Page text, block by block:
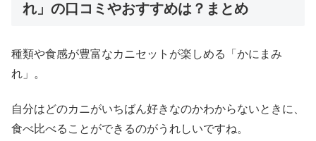
れ」の口コミやおすすめは？まとめ
種類や食感が豊富なカニセットが楽しめる「かにまみ
れ」。
自分はどのカニがいちばん好きなのかわからないときに、
食べ比べることができるのがうれしいですね。